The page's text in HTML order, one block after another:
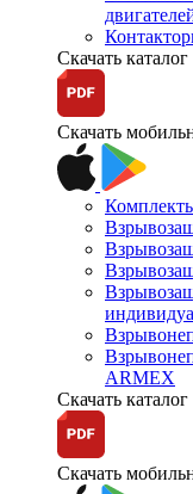
Скачать каталог
Скачать
ARMEX
Скачать каталог
Скачать